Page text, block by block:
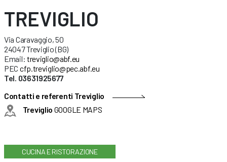
TREVIGLIO
Via Caravaggio, 50
24047 Treviglio (BG)
Email: treviglio@abf.eu
PEC cfp.treviglio@pec.abf.eu
Tel. 03631925677
Contatti e referenti Treviglio
Treviglio GOOGLE MAPS
CUCINA E RISTORAZIONE